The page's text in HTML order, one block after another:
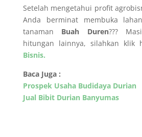
Setelah mengetahui profit
Anda berminat membuka
tanaman Buah Duren???
hitungan lainnya, silahkan klik
Bisnis.
Baca Juga :
Prospek Usaha Budidaya Durian
Jual Bibit Durian Banyumas